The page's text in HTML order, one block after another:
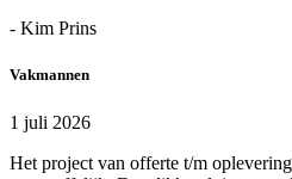
- Kim Prins
Vakmannen
1 juli 2026
Het project van offerte t/m